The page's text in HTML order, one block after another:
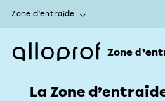
Zone d’entraide
Zone
La Zone